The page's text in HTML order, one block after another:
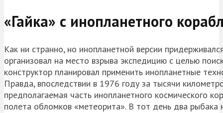
«Гайка» с инопланетного
Как ни странно, но инопланетной версии
организовал на место взрыва экспедицию с целью
конструктор планировал применить инопланетные
Правда, впоследствии в 1976 году за тысячи
предполагаемая часть инопланетного космического
полета обломков «метеорита». В тот день два рыбака